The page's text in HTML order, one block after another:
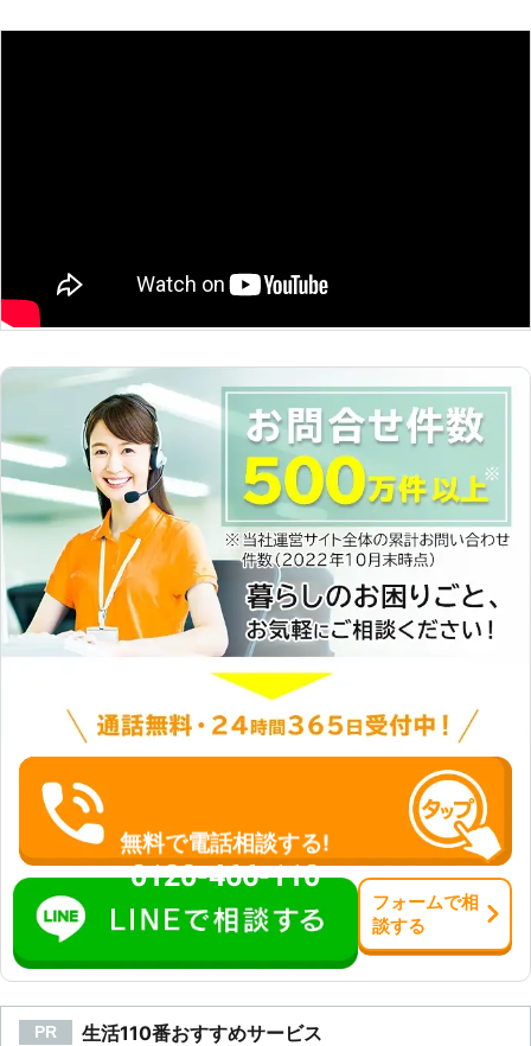
確認したネズミがどこから侵入してき
たのか、その原因や再発防止のお話を
示させていただきます。 お見積もり
後は、追加費用が発生することはあり
ません。 お客様の納得いただけるお
見積もりをお約束しますので、ご安心
ください。 【無料現地調査を実施
中！ご相談だけしたいという方も大歓
迎です】 弊社では無料現地調査のご
相談も承っております。 「ネズミが
いるかもしれないので、一度見てもら
いたい」 「ネズミが棲みついていな
いか、調査をお願いしたい」 このよ
うなネズミがいる確信はないが、不安
なので現地調査だけをお願いしたい、
といった方もお任せください。 天井
裏や床下などのネズミが巣を作りやす
い場所を、重点的に調査させていただ
持ちの良いサービスを心掛けておりま
す。 ネズミ被害で困っていて、ネズ
ミ駆除業者をお探しの方がいました
ら、弊社「害獣プロテクト」にお任せ
ください。 お客様のそのネズミ被
害、責任を持って解決させていただき
とも……。 糞や尿での汚染はとても不
各家庭にあった対策方法でネズミを駆
んが選ばれる理由】 〇無料で調査・
気がするけど、ネズミの姿は見えな
い……」そんな時でも、お見積りのご
依頼を承っています。専門的な知識を
持つスタッフが素人ではわからないネ
ズミの痕跡を探しだし、駆除の方法を
ご提案いたします。 この際の現地調
査とお見積りは無料でおこなっていま
す。少しでも気になる気配がしたら、
お気軽に害虫の便利屋さんへお見積り
をご依頼ください。 〇土日、祝日に
も対応！ 平日はお仕事が忙しくお時
間が取れない方も多くいらっしゃいま
す。弊社では平日、休日関係なくネズ
ミ駆除のご依頼を承っております。ご
予約のお客様が優先となりますので、
早めのご連絡をおすすめいたしており
ミ駆除の方法を選択！ 例えばペット
がいるご家庭では、ペットが誤って毒
餌を食べないように、毒餌による駆除
は極力避けるようにしています。 し
かし、忌避剤やトラップなどの他の方
法でどうしても駆除できない場合は、
専用ケースに毒餌を入れて使用しま
す。そのような場合は、お客様にも毒
餌がある場所にペットを近づかせない
よう協力をお願いいたします。 ネズ
無料で電話相談する!
0120-466-110
フォームで相
談する
PR 生活110番おすすめサービス